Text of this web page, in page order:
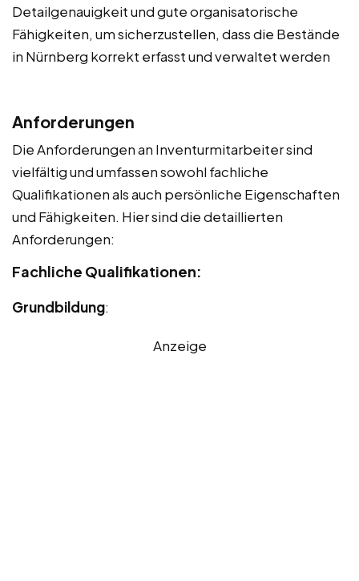
Detailgenauigkeit und gute organisatorische
Fähigkeiten, um sicherzustellen, dass die Bestände
in Nürnberg korrekt erfasst und verwaltet werden
Anforderungen
Die Anforderungen an Inventurmitarbeiter sind
vielfältig und umfassen sowohl fachliche
Qualifikationen als auch persönliche Eigenschaften
und Fähigkeiten. Hier sind die detaillierten
Anforderungen:
Fachliche Qualifikationen:
Grundbildung:
Anzeige